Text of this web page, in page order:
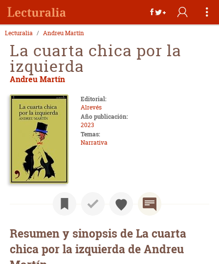
Lecturalia Andreu Martín
La cuarta chica por la
izquierda
Andreu Martín
Editorial:
Alrevés
Año publicación:
2023
Temas:
Narrativa
Resumen y sinopsis de La cuarta
chica por la izquierda de Andreu